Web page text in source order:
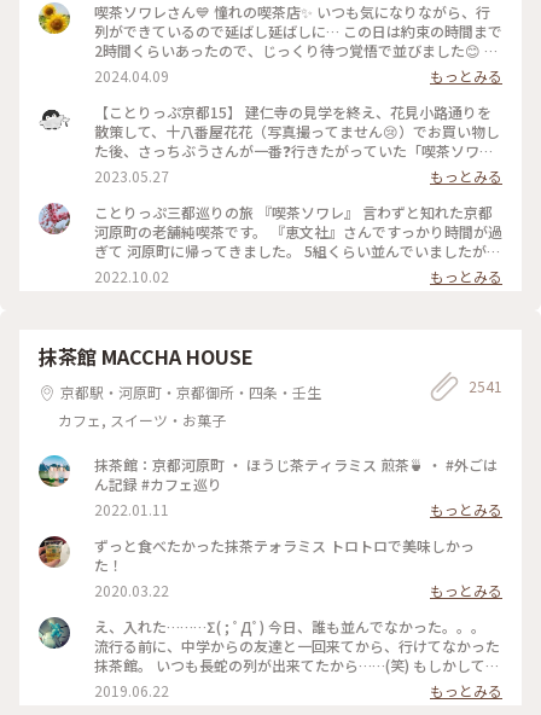
喫茶ソワレさん💙 憧れの喫茶店✨ いつも気になりながら、行
列ができているので延ばし延ばしに… この日は約束の時間まで
2時間くらいあったので、じっくり待つ覚悟で並びました😊 待
つ間も皆さんの投稿で拝見していた青の世界を想像し、ワクワ
ク💓 結局1時間ほど待ち、店内へ。 1番奥の、部屋が見渡せる
席に着きました。 深く青く、まるで別世界に入ったようです
💙 ぶどうの透かし彫りやライトもクラシックでキレイ✨ 頼ん
だのはご存じゼリーポンチ🌈✨ キレイ～✨ 優しいランプの明か
りにかざすとキラキラします✨ ゼリーの懐かしい感じや優しい
炭酸もいい！ 中の氷がゼリーと同じサイズで、ゼリーだと思
って口に入れてびっくりしてしまいました💦 あっという間に
食べ終わってしまいました😣 まだこの雰囲気の中にいたくて
コーヒーでも頼みたい…と思いましたが、きっと外には長い行
列ができているでしょうからお店を後にしました。 またこの
特別な空間に会いに行きたいです💙 #電車旅 #喫茶ソワレ #喫
2024.04.09
もっとみる
【ことりっぷ京都15】 建仁寺の見学を終え、花見小路通りを
散策して、十八番屋花花（写真撮ってません😢）でお買い物し
た後、さっちぶうさんが一番❓行きたがっていた「喫茶ソワ
レ」さんに向かいました😊 人気のお店なので長蛇の列ができ
ていると覚悟して行ったのですが、運良く２組しか待っていま
せんでした😄 15分くらいで案内され、２階の窓側の席へ。若
いグループばっかり😱 あ、でも、男性だけで来ているグルー
プも😊 私はヨーグルトポンチ、さっちぶうさんはゼリーポン
チフロートを注文しました。 店内の雰囲気は、暗めの照明で
したが、落ち着いていて良い雰囲気でした。 美味しくいただ
2023.05.27
もっとみる
ことりっぷ三都巡りの旅 『喫茶ソワレ』 言わずと知れた京都
河原町の老舗純喫茶です。 『恵文社』さんですっかり時間が過
ぎて 河原町に帰ってきました。 5組くらい並んでいましたが、
次々と呼ばれて すんなりと入店できました。 昔ながらのお店
を守っておられ、 狭い店内ですが、運良く2階の窓辺の 小さな
れた落ち着いた店内は 天井の梁や調度品もシックで美しく 昭
和の香りが漂っていますが、 お客さんは若い観光客の方が多
かったです。 お席もすごく近いのですが、 コーナーだったの
で ひっそりと自分の時間を過ごせました✨ ゆるり京都の街歩
きを楽しむことが できた素敵な1日でした。 ・ ・ #私のことり
茶ソワレ #純喫茶 #喫茶店 #ゼリーポンチ #ひんやりスイーツ #
京都スイーツ #京都カフェ #レトロ #レトロ喫茶 #昭和レトロ #
四条河原町 #京都 #ことりっぷ京都 #ことりっぷ三都巡りの旅
2022.10.02 もっとみる
抹茶館 MACCHA HOUSE
京都駅・河原町・京都御所・四条・壬生
カフェ, スイーツ・お菓子
2541
抹茶館：京都河原町 ・ ほうじ茶ティラミス 煎茶🍵 ・ #外ごは
ん記録 #カフェ巡り
2022.01.11
もっとみる
ずっと食べたかった抹茶テォラミス トロトロで美味しかっ
た！
2020.03.22
もっとみる
え、入れた………Σ( ; ﾟДﾟ) 今日、誰も並んでなかった。。。
流行る前に、中学からの友達と一回来てから、行けてなかった
抹茶館。 いつも長蛇の列が出来てたから……(笑) もしかして、
別の所に新しい店舗が出来たのかな？ ……と、思ってたのです
が、店の外に出たら列が出来てましたΣ( ; ﾟДﾟ)運が良かっ
2019.06.22 もっとみる